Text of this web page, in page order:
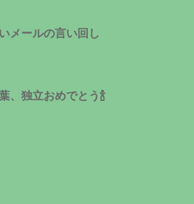
メールの言い回し
、独立おめでとう🍾